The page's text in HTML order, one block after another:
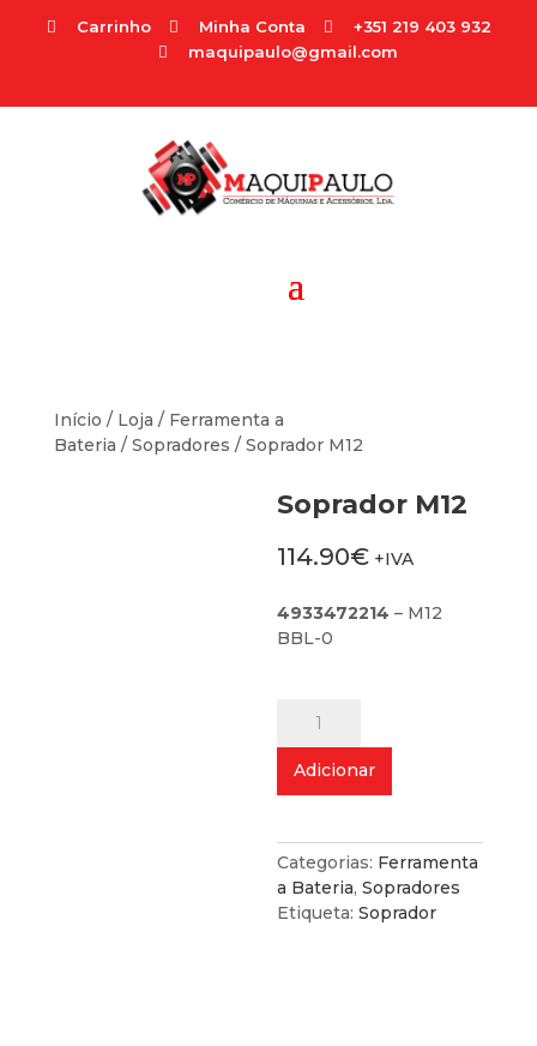
 Carrinho  Minha Conta  +351 219 403 932
 maquipaulo@gmail.com
Início / Loja / Ferramenta a
Bateria / Sopradores / Soprador M12
Soprador M12
114.90€ +IVA
4933472214 – M12
BBL-0
Soprador
Adicionar
Categorias: Ferramenta
a Bateria,Sopradores
Etiqueta:Soprador